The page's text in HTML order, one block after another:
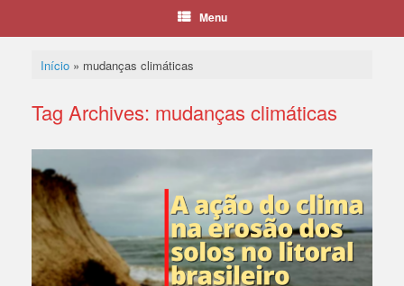
Menu
Início» mudanças climáticas
Tag Archives: mudanças climáticas